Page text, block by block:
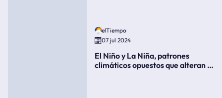
elTiempo
07 jul 2024
El Niño y La Niña, patrones
climáticos opuestos que alteran la